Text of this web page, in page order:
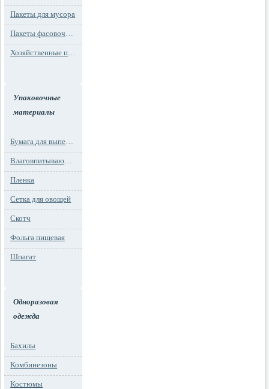
Пакеты для мусора
Пакеты фасовочные
Хозяйственные пакеты
Упаковочные
материалы
Бумага для выпечки
Влаговпитывающие вкладыши
Пленка
Сетка для овощей
Скотч
Фольга пищевая
Шпагат
Одноразовая
одежда
Бахилы
Комбинезоны
Костюмы